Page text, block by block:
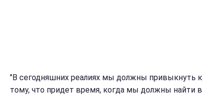
"В сегодняшних реалиях мы должны привыкнуть к
тому, что придет время, когда мы должны найти в